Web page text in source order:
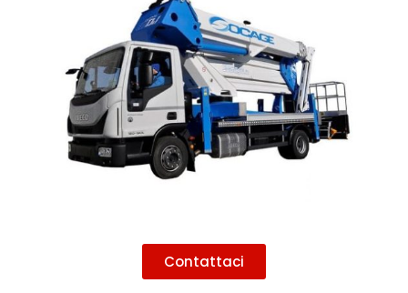
Contattaci